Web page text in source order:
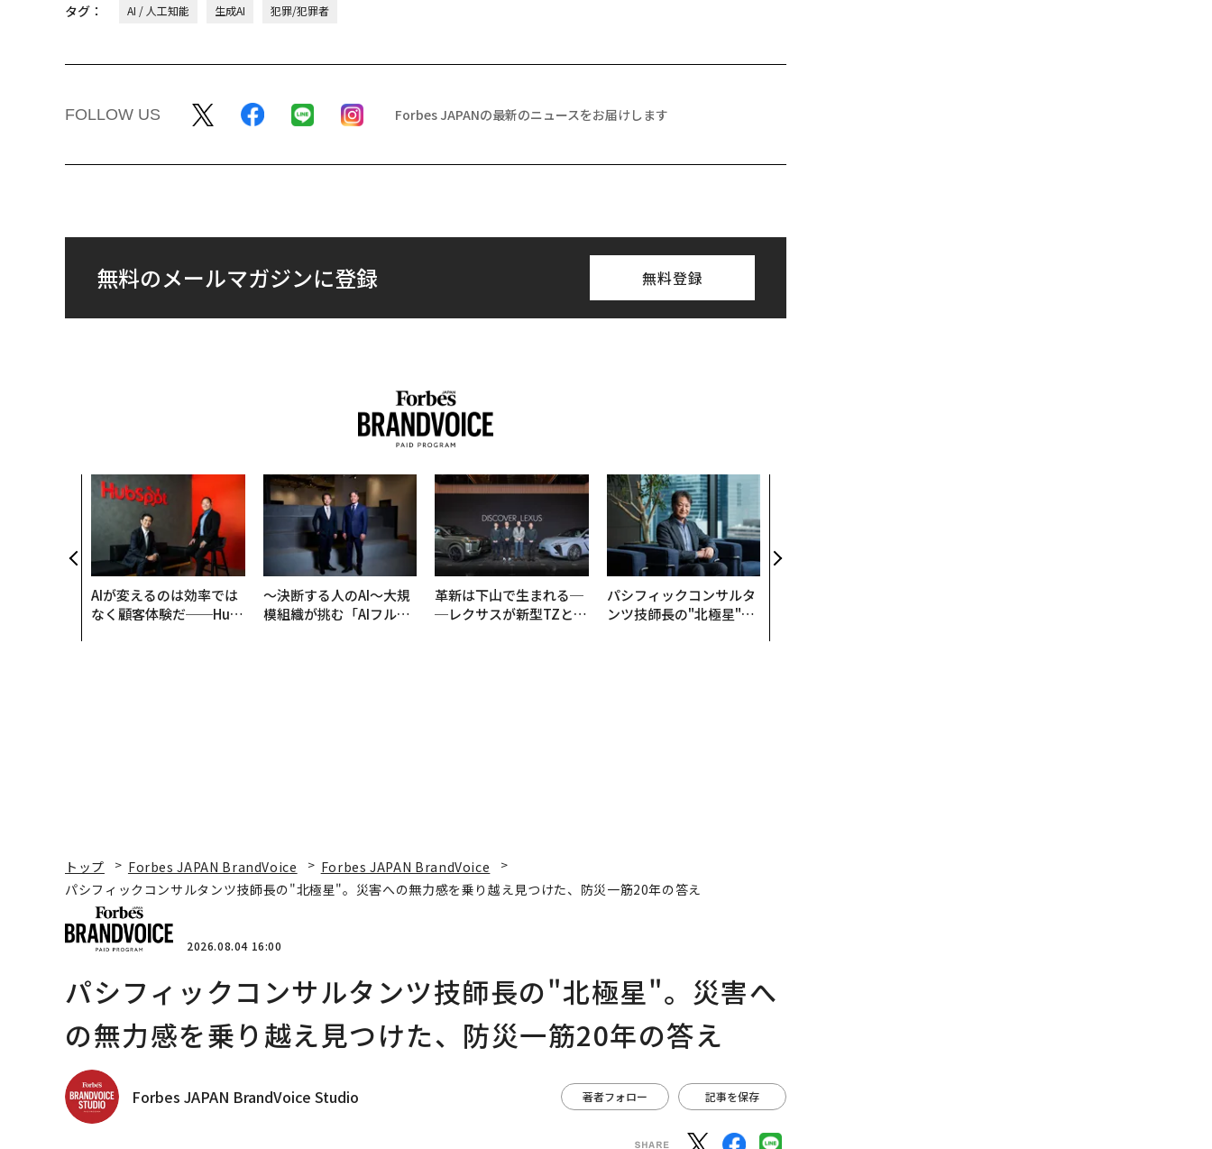
タグ： AI / 人工知能 生成AI 犯罪/犯罪者
FOLLOW US Forbes JAPANの最新のニュースをお届けします
無料のメールマガジンに登録 無料登録
AIが変えるのは効率では
なく顧客体験だ──Hub
〜決断する人のAI〜大規
模組織が挑む「AIフル実
革新は下山で生まれる─
─レクサスが新型TZとE
パシフィックコンサルタ
ンツ技師長の"北極星"。
トップ Forbes JAPAN BrandVoice
Forbes JAPAN BrandVoice
パシフィックコンサルタンツ技師長の"北極星"。災害への無力感を乗り越え見つけた、防災一筋20年の答え
2026.08.04 16:00
パシフィックコンサルタンツ技師長の"北極星"。災害へ
の無力感を乗り越え見つけた、防災一筋20年の答え
Forbes JAPAN BrandVoice Studio 著者フォロー 記事を保存